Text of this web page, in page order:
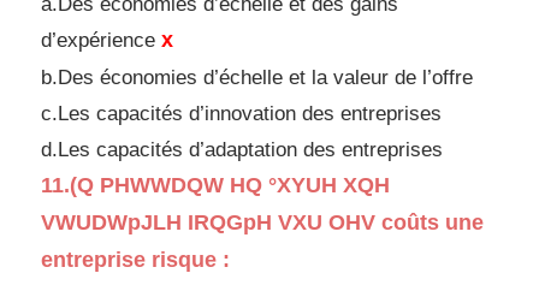
d’expérience x
b.Des économies d’échelle et la valeur de l’offre
c.Les capacités d’innovation des entreprises
d.Les capacités d’adaptation des entreprises
11.(Q PHWWDQW HQ °XYUH XQH
VWUDWpJLH IRQGpH VXU OHV coûts une
entreprise risque :